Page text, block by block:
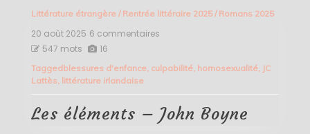
Littérature étrangère/ Rentrée littéraire 2025/ Romans 2025
20 août 2025 6 commentaires
–
547 mots 16
Taggedblessures d'enfance, culpabilité homosexualité JC
Lattès littérature irlandaise
Les éléments – John Boyne